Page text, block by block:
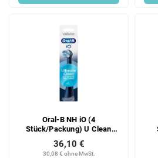
Oral-B NH iO (4
Stück/Packung) U Clean
Black
30,08 € ohne MwSt.
36,10 €